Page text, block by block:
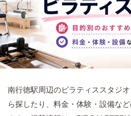
南行徳駅周辺のピラティススタジ
ら探したり、料金・体験・設備な